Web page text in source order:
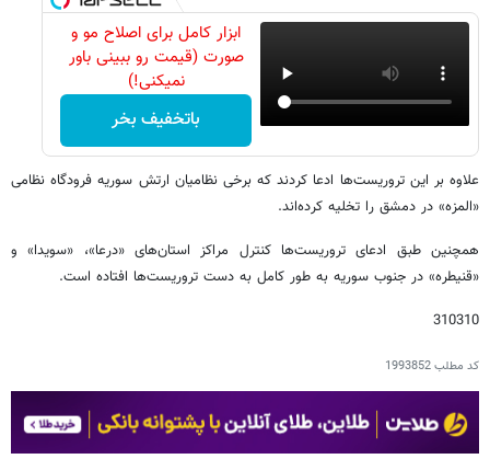
ابزار کامل برای اصلاح مو و
صورت (قیمت رو ببینی باور
نمیکنی!)
باتخفیف بخر
علاوه بر این تروریست‌ها ادعا کردند که برخی نظامیان ارتش سوریه فرودگاه نظامی
«المزه» در دمشق را تخلیه کرده‌اند.
همچنین طبق ادعای تروریست‌ها کنترل مراکز استان‌های «درعا»، «سویدا» و
«قنیطره» در جنوب سوریه به طور کامل به دست تروریست‌ها افتاده است.
310310
کد مطلب1993852